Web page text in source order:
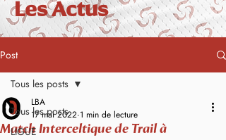
Les Actus
Post
Tous les posts
LIGUE
Tous les posts
Match Interceltique de Trail à
LBA
17 mai 2022 1 min de lecture